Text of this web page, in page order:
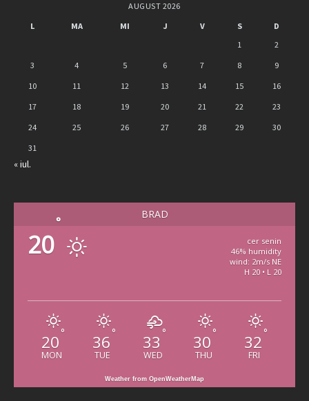
AUGUST 2026
L
MA MI J V S
D
1
2
3
4 5 6 7 8
9
10
11 12 13 14 15
16
17
18 19 20 21 22
23
24
25 26 27 28 29
30
31
« iul.
BRAD
20
°
cer senin
46% humidity
wind: 2m/s NE
H 20 • L 20
20 °
MON
36 °
TUE
33 °
WED
30 °
THU
32 °
FRI
Weather from OpenWeatherMap